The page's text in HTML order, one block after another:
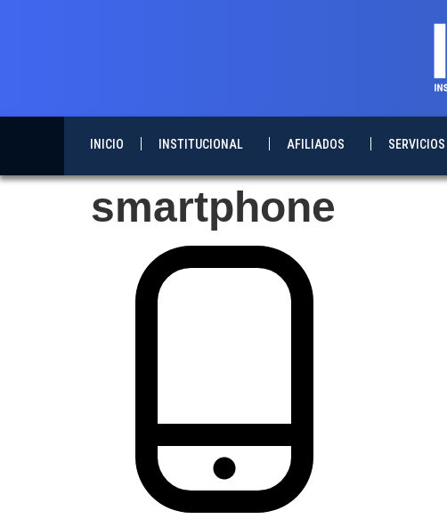
INICIO INSTITUCIONAL AFILIADOS SERVICIOS
smartphone